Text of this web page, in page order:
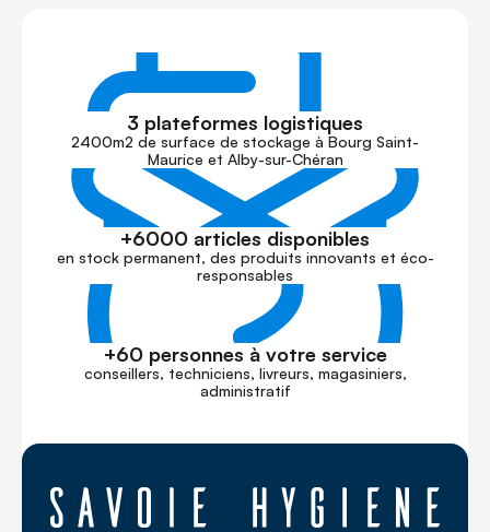
3 plateformes logistiques
2400m2 de surface de stockage à Bourg Saint-
Maurice et Alby-sur-Chéran
+6000 articles disponibles
en stock permanent, des produits innovants et éco-
responsables
+60 personnes à votre service
conseillers, techniciens, livreurs, magasiniers,
administratif